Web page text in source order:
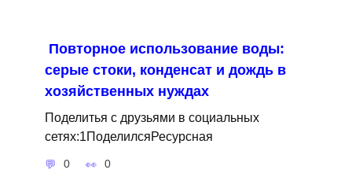
Повторное использование воды:
серые стоки, конденсат и дождь в
хозяйственных нуждах
Поделитья с друзьями в социальных
сетях:1ПоделилсяРесурсная
0 0